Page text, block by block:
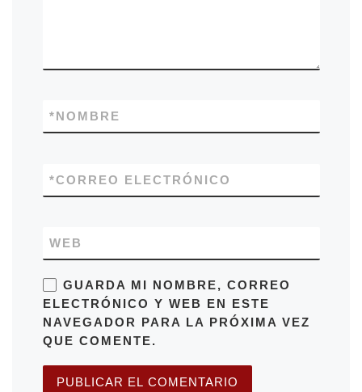
NOMBRE
*
CORREO ELECTRÓNICO
*
WEB
GUARDA MI NOMBRE, CORREO
ELECTRÓNICO Y WEB EN ESTE
NAVEGADOR PARA LA PRÓXIMA VEZ
QUE COMENTE.